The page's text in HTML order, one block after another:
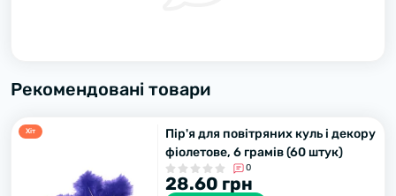
Рекомендовані товари
Хiт
Пір'я для повітряних куль і декору
фіолетове, 6 грамів (60 штук)
0
28.60 грн